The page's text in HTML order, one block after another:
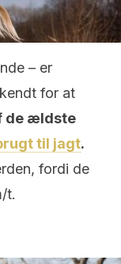
– er
for at
​​de ældste
til jagt.
fordi de
t.